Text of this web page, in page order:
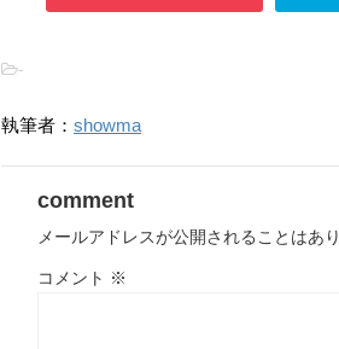
-
執筆者： showma
comment
メールアドレスが公開されることはあり
コメント ※